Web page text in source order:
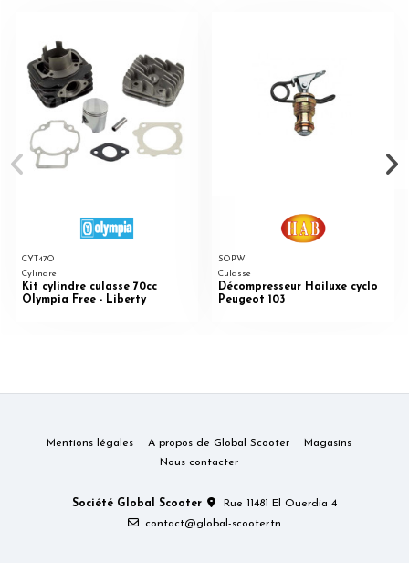
CYT47O
Cylindre
Kit cylindre culasse 70cc
Olympia Free - Liberty
SOPW
Culasse
Décompresseur Hailuxe cyclo
Peugeot 103
Mentions légales A propos de Global Scooter
Magasins
Nous contacter
Société Global Scooter
Rue 11481 El Ouerdia 4
contact@global-scooter.tn